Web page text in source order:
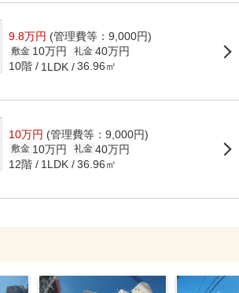
9.8万円 (管理費等：9,000円)
敷金 10万円 礼金 40万円
10階 1LDK 36.96㎡
10万円 (管理費等：9,000円)
敷金 10万円 礼金 40万円
12階 1LDK 36.96㎡